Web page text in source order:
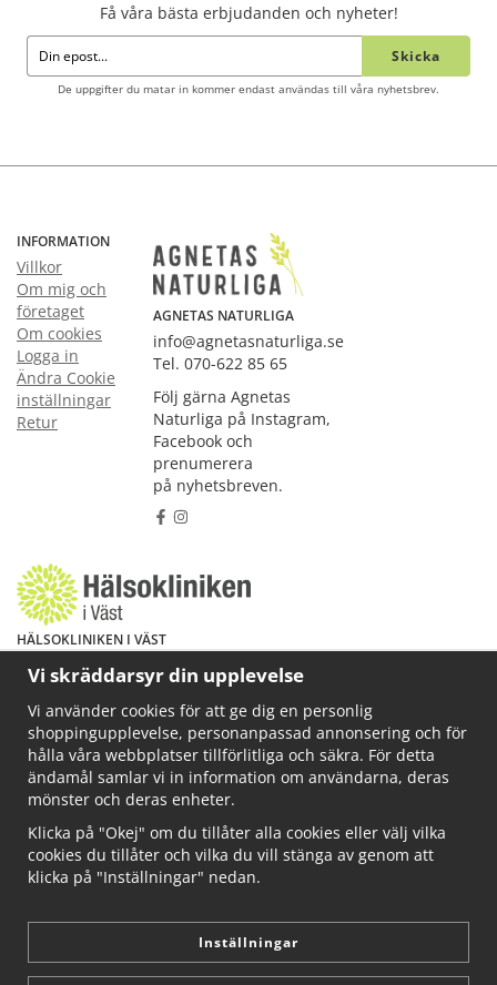
Få våra bästa erbjudanden och nyheter!
Skicka
De uppgifter du matar in kommer endast användas till våra nyhetsbrev.
INFORMATION
Villkor
Om mig och
företaget
Om cookies
Logga in
Ändra Cookie
inställningar
Retur
AGNETAS NATURLIGA
info@agnetasnaturliga.se
Tel. 070-622 85 65
Följ gärna Agnetas
Naturliga på Instagram,
Facebook och
prenumerera
på nyhetsbreven.
HÄLSOKLINIKEN I VÄST
Har du hälsoproblem? Fråga mig!
info@ahkliniken.se eller ring 070-622 85 65
Läs gärna mer på www.ahkliniken.se
Vi skräddarsyr din upplevelse
Vi använder cookies för att ge dig en personlig
shoppingupplevelse, personanpassad annonsering och för
hålla våra webbplatser tillförlitliga och säkra. För detta
ändamål samlar vi in information om användarna, deras
mönster och deras enheter.
Klicka på "Okej" om du tillåter alla cookies eller välj vilka
cookies du tillåter och vilka du vill stänga av genom att
klicka på "Inställningar" nedan.
Inställningar